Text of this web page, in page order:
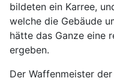
bildeten ein Karree,
welche die Gebäude
hätte das Ganze eine
ergeben.
Der Waffenmeister